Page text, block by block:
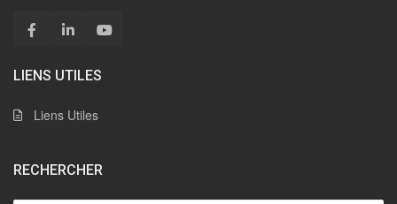
LIENS UTILES
Liens Utiles
RECHERCHER